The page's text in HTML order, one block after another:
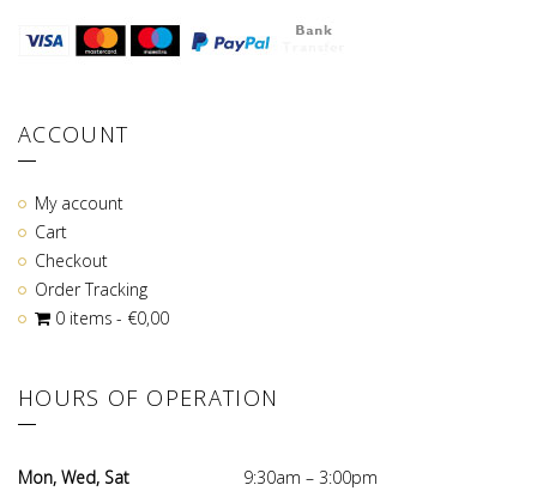
ACCOUNT
My account
Cart
Checkout
Order Tracking
0 items
€0,00
HOURS OF OPERATION
Mon, Wed, Sat 9:30am – 3:00pm